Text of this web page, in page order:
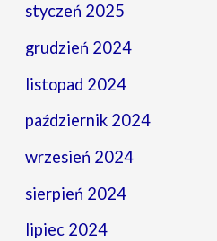
styczeń 2025
grudzień 2024
listopad 2024
październik 2024
wrzesień 2024
sierpień 2024
lipiec 2024